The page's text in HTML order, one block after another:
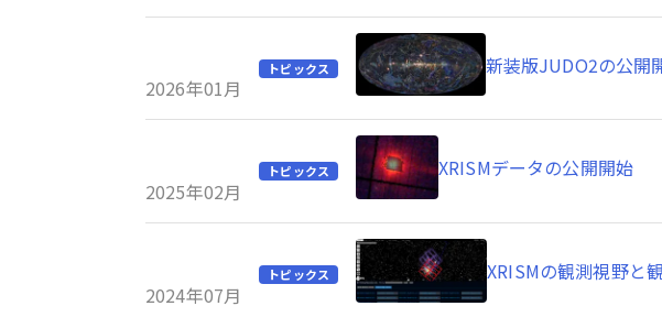
2026年01月
トピックス 新装版JUDO2の公開
2025年02月
トピックス XRISMデータの公開開始
2024年07月
トピックス XRISMの観測視野と